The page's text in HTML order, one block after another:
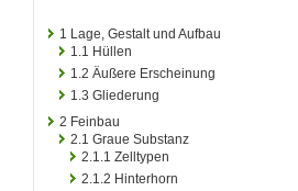
1 Lage, Gestalt und Aufbau
1.1 Hüllen
1.2 Äußere Erscheinung
1.3 Gliederung
2 Feinbau
2.1 Graue Substanz
2.1.1 Zelltypen
2.1.2 Hinterhorn